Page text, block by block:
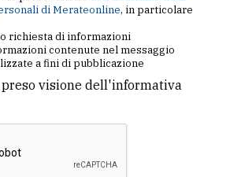
di Merateonline, in particolare
richiesta di informazioni
contenute nel messaggio
a fini di pubblicazione
visione dell'informativa